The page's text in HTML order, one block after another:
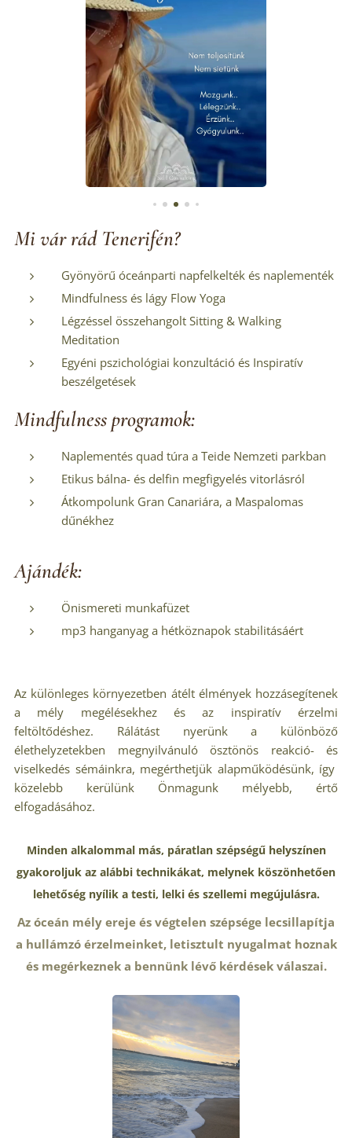
Mi vár rád Tenerifén?
Gyönyörű óceánparti napfelkelték és naplementék
Mindfulness és lágy Flow Yoga
Légzéssel összehangolt Sitting & Walking
Meditation
Egyéni pszichológiai konzultáció és Inspiratív
beszélgetések
Mindfulness programok:
Naplementés quad túra a Teide Nemzeti parkban
Etikus bálna- és delfin megfigyelés vitorlásról
Átkompolunk Gran Canariára, a Maspalomas
dűnékhez
Ajándék:
Önismereti munkafüzet
mp3 hanganyag a hétköznapok stabilitásáért
Az különleges környezetben átélt élmények hozzásegítenek
a mély megélésekhez és az inspiratív érzelmi
feltöltődéshez. Rálátást nyerünk a különböző
élethelyzetekben megnyilvánuló ösztönös reakció- és
viselkedés sémáinkra, megérthetjük alapműködésünk, így
közelebb kerülünk Önmagunk mélyebb, értő
elfogadásához.
Minden alkalommal más, páratlan szépségű helyszínen
gyakoroljuk az alábbi technikákat, melynek köszönhetően
lehetőség nyílik a testi, lelki és szellemi megújulásra.
Az óceán mély ereje és végtelen szépsége lecsillapítja
a hullámzó érzelmeinket, letisztult nyugalmat hoznak
és megérkeznek a bennünk lévő kérdések válaszai.